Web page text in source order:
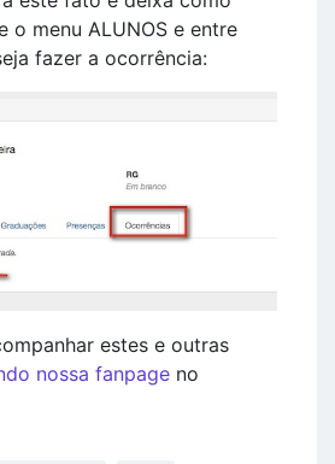
o menu ALUNOS e entre
fazer a ocorrência:
estes e outras
nossa fanpage no